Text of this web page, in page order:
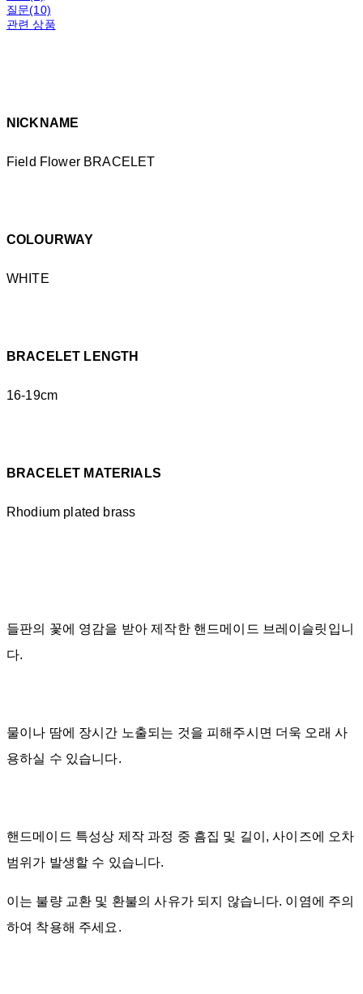
질문(10)
관련 상품
NICKNAME
Field Flower BRACELET
COLOURWAY
WHITE
BRACELET LENGTH
16-19cm
BRACELET MATERIALS
Rhodium plated brass
들판의 꽃에 영감을 받아 제작한 핸드메이드 브레이슬릿입니
다.
물이나 땀에 장시간 노출되는 것을 피해주시면 더욱 오래 사
용하실 수 있습니다.
핸드메이드 특성상 제작 과정 중 흠집 및 길이, 사이즈에 오차
범위가 발생할 수 있습니다.
이는 불량 교환 및 환불의 사유가 되지 않습니다. 이염에 주의
하여 착용해 주세요.